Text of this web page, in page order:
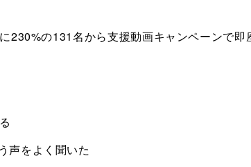
230%の131名から支援動画キャンペーンで即
声をよく聞いた